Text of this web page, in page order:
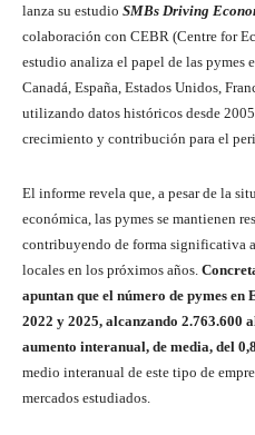
lanza su estudio SMBs Driving
colaboración con CEBR (Centre for
estudio analiza el papel de las pymes
Canadá, España, Estados Unidos,
utilizando datos históricos desde
crecimiento y contribución para el
El informe revela que, a pesar de la
económica, las pymes se mantienen
contribuyendo de forma significativa
locales en los próximos años.
apuntan que el número de pymes en
2022 y 2025, alcanzando 2.763.600
aumento interanual, de media, del
medio interanual de este tipo de
mercados estudiados.